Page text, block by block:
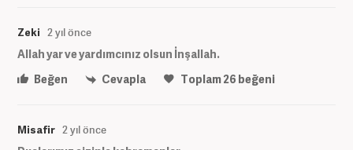
Zeki 2 yıl önce
Allah yar ve yardımcınız olsun İnşallah.
Beğen
Cevapla Toplam26 beğeni
Misafir 2 yıl önce